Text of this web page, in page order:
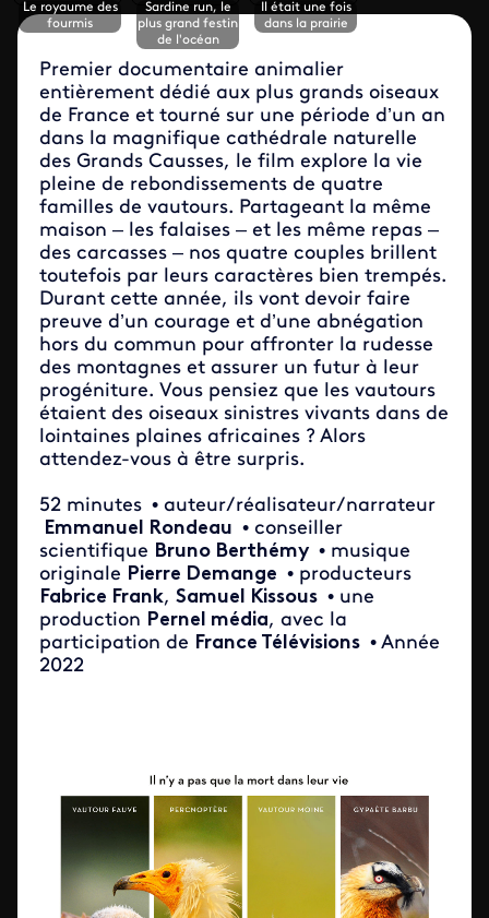
Le royaume des
fourmis
Sardine run, le
plus grand festin
de l'océan
Il était une fois
dans la prairie
Premier documentaire animalier
entièrement dédié aux plus grands oiseaux
de France et tourné sur une période d’un an
dans la magnifique cathédrale naturelle
des Grands Causses, le film explore la vie
pleine de rebondissements de quatre
familles de vautours. Partageant la même
maison – les falaises – et les même repas –
des carcasses – nos quatre couples brillent
toutefois par leurs caractères bien trempés.
Durant cette année, ils vont devoir faire
preuve d’un courage et d’une abnégation
hors du commun pour affronter la rudesse
des montagnes et assurer un futur à leur
progéniture. Vous pensiez que les vautours
étaient des oiseaux sinistres vivants dans de
lointaines plaines africaines ? Alors
attendez-vous à être surpris.
52 minutes • auteur/réalisateur/narrateur
Emmanuel Rondeau • conseiller
scientifique Bruno Berthémy • musique
originale Pierre Demange • producteurs
Fabrice Frank, Samuel Kissous • une
production Pernel média, avec la
participation de France Télévisions • Année
2022